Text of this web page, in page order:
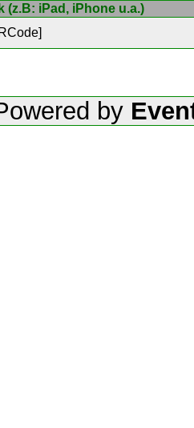
(z.B: iPad, iPhone u.a.)
]
by